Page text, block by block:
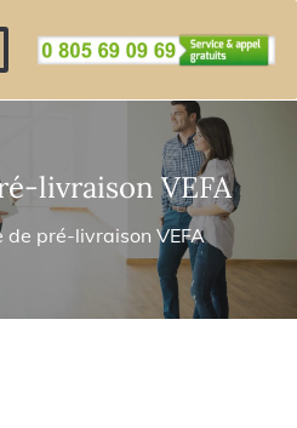
livraison VEFA
de pré-livraison VEFA